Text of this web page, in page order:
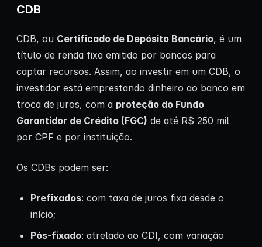
CDB
CDB, ou Certificado de Depósito Bancário, é um
título de renda fixa emitido por bancos para
captar recursos. Assim, ao investir em um CDB, o
investidor está emprestando dinheiro ao banco em
troca de juros, com a proteção do Fundo
Garantidor de Crédito (FGC) de até R$ 250 mil
por CPF e por instituição.
Os CDBs podem ser:
Prefixados: com taxa de juros fixa desde o
início;
Pós-fixado: atrelado ao CDI, com variação